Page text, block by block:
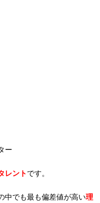
ー
レント です。
中でも最も偏差値が高い理